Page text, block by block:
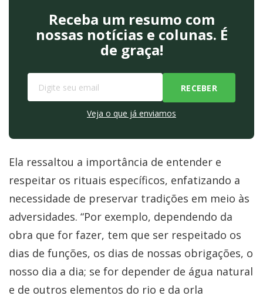
Receba um resumo com
nossas notícias e colunas. É
de graça!
Veja o que já enviamos
Ela ressaltou a importância de entender e
respeitar os rituais específicos, enfatizando a
necessidade de preservar tradições em meio às
adversidades. “Por exemplo, dependendo da
obra que for fazer, tem que ser respeitado os
dias de funções, os dias de nossas obrigações, o
nosso dia a dia; se for depender de água natural
e de outros elementos do rio e da orla